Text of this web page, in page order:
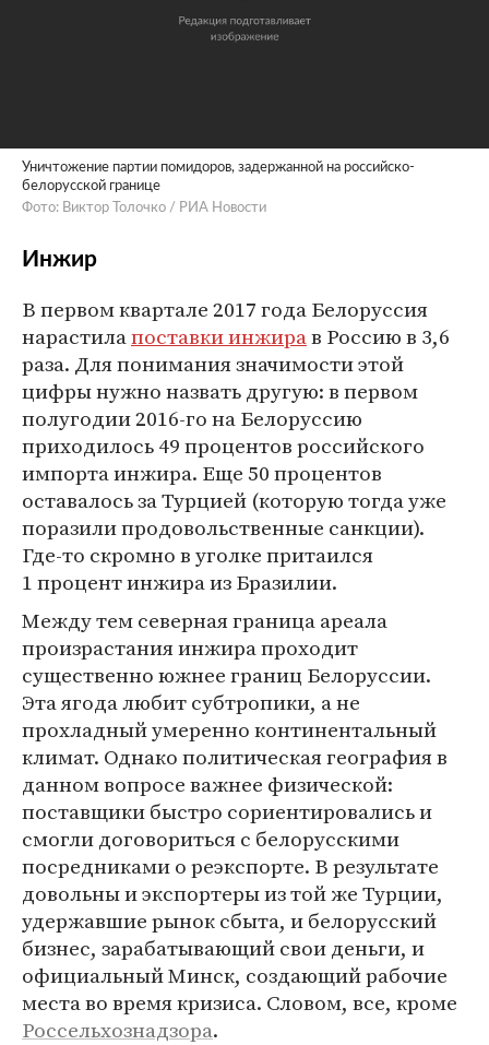
Уничтожение партии помидоров, задержанной на российско-
белорусской границе
Фото: Виктор Толочко / РИА Новости
Инжир
В первом квартале 2017 года Белоруссия
нарастилапоставки инжирав Россию в 3,6
раза. Для понимания значимости этой
цифры нужно назвать другую: в первом
полугодии 2016-го на Белоруссию
приходилось 49 процентов российского
импорта инжира. Еще 50 процентов
оставалось за Турцией (которую тогда уже
поразили продовольственные санкции).
Где-то скромно в уголке притаился
1 процент инжира из Бразилии.
Между тем северная граница ареала
произрастания инжира проходит
существенно южнее границ Белоруссии.
Эта ягода любит субтропики, а не
прохладный умеренно континентальный
климат. Однако политическая география в
данном вопросе важнее физической:
поставщики быстро сориентировались и
смогли договориться с белорусскими
посредниками о реэкспорте. В результате
довольны и экспортеры из той же Турции,
удержавшие рынок сбыта, и белорусский
бизнес, зарабатывающий свои деньги, и
официальный Минск, создающий рабочие
места во время кризиса. Словом, все, кроме
Россельхознадзора.